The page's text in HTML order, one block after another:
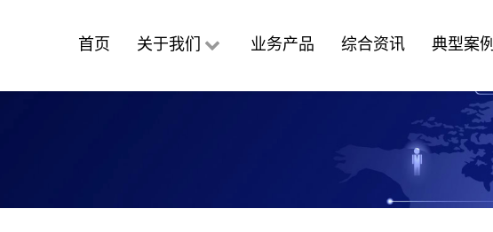
首页 关于我们 业务产品 综合资讯 典型案例